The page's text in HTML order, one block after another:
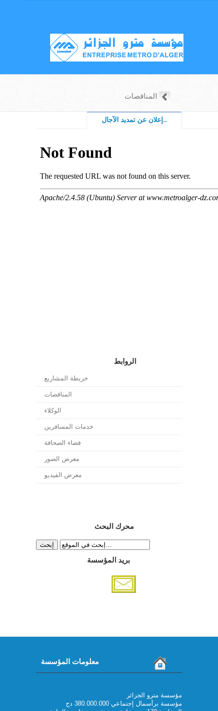
المناقصات
إعلان عن تمديد الآجال..
الروابط
خريطة المشاريع
المناقصات
الوكلاء
خدمات المسافرين
فضاء الصحافة
معرض الصور
معرض الفيديو
محرك البحث
بريد المؤسسة
معلومات المؤسسة
مؤسسة مترو الجزائر
مؤسسة برأسمال إجتماعي 380.000.000 دج